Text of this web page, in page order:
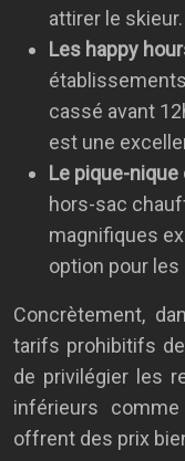
attirer le skieur.
Les happy
cassé avant
est une
Le pique-
hors-sac
magnifiques
option pour
Concrètement,
tarifs prohibitifs
de privilégier les
inférieurs comme
offrent des prix